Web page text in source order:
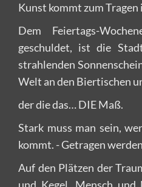
Kunst kommt zum
Dem Feiertags-
geschuldet, ist die
strahlenden
Welt an den Biertischen
der die das… DIE Maß.
Stark muss man sein,
kommt. - Getragen
Auf den Plätzen der